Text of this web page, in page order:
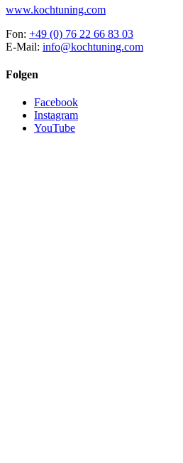
www.kochtuning.com
Fon: +49 (0) 76 22 66 83 03
E-Mail: info@kochtuning.com
Folgen
Facebook
Instagram
YouTube